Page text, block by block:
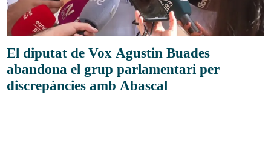
El diputat de Vox Agustin Buades
abandona el grup parlamentari per
discrepàncies amb Abascal